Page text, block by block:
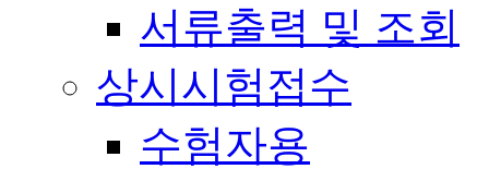
서류출력 및 조회
상시시험접수
수험자용